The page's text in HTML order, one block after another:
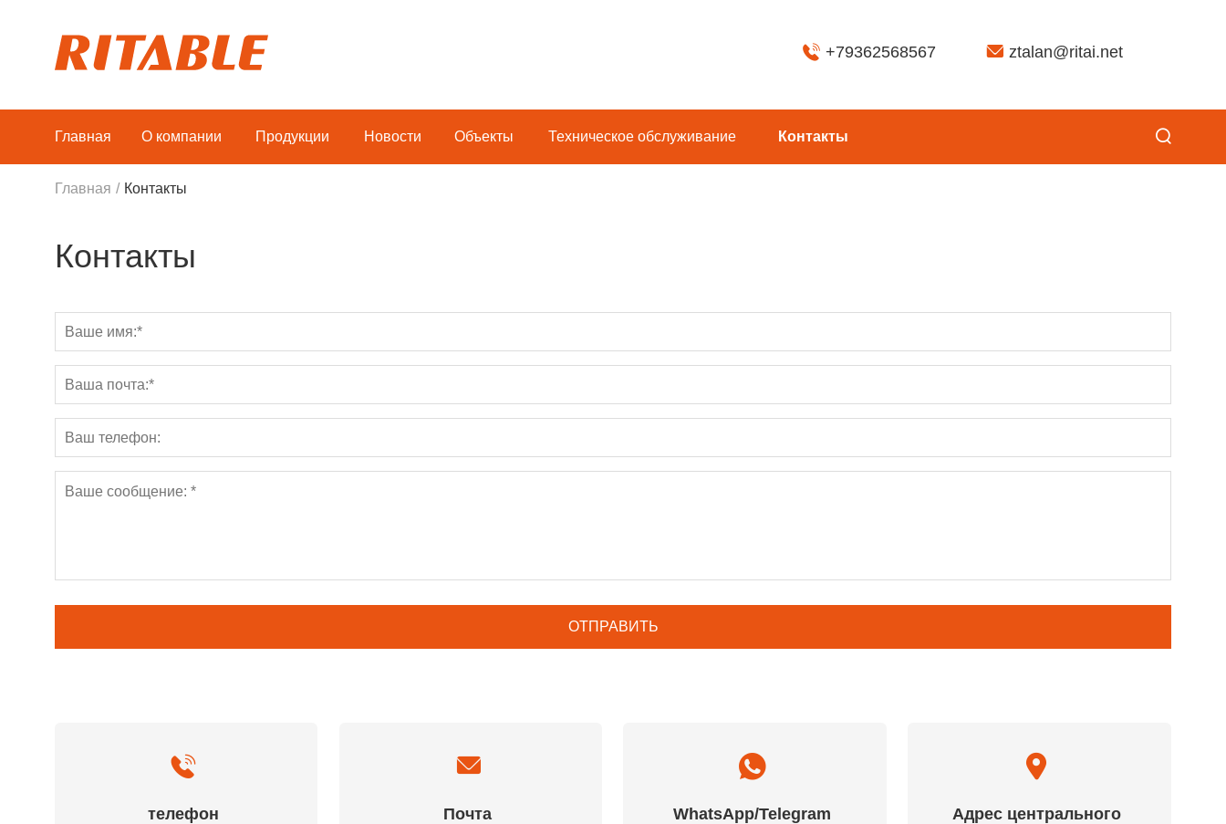
+79362568567 ztalan@ritai.net
Главная О компании Продукции Новости Объекты Техническoe обслуживание Контакты
Главная / Контакты
Контакты
телефон
Почта
WhatsApp/Telegram
Адрес центрального